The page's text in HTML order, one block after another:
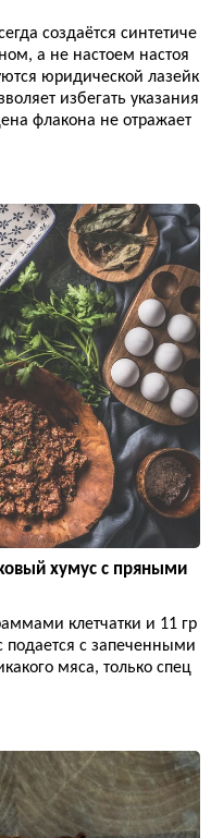
создаётся синтетиче
а не настоем настоя
юридической лазейк
избегать указания
флакона не отражает
хумус с пряными
клетчатки и 11 гр
с запеченными
мяса, только спец